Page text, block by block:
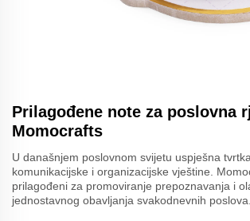
Prilagođene note za poslovna
Momocrafts
U današnjem poslovnom svijetu uspješna
komunikacijske i organizacijske vještine.
prilagođeni za promoviranje prepoznavanja i
jednostavnog obavljanja svakodnevnih poslova.